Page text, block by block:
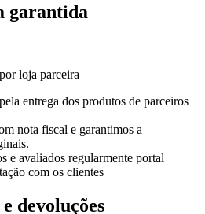
garantida
loja parceira
entrega dos produtos de parceiros
nota fiscal e garantimos a
e avaliados regularmente portal
com os clientes
devoluções